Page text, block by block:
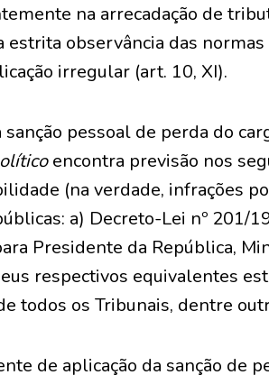
na arrecadação de
estrita observância das
irregular (art. 10, XI).
sanção pessoal de perda do
encontra previsão nos
(na verdade, infrações
a) Decreto-Lei nº 201/
Presidente da República,
respectivos equivalentes
todos os Tribunais, dentre
de aplicação da sanção de